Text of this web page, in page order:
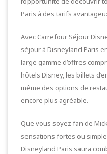
Paris à des tarifs
Avec Carrefour Séjour
séjour à Disneyland Paris
large gamme d’offres
hôtels Disney, les billets
même des options de
encore plus agréable.
Que vous soyez fan de
sensations fortes ou
Disneyland Paris saura